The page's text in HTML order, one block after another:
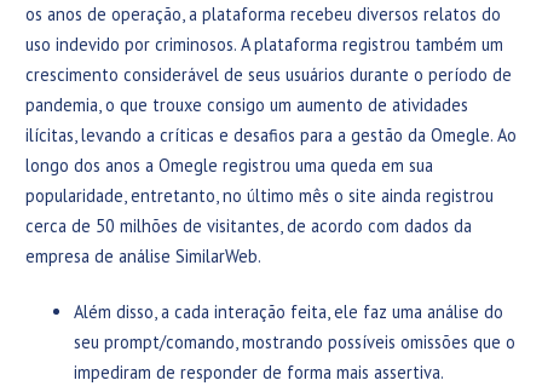
os anos de operação, a plataforma recebeu diversos relatos do
uso indevido por criminosos. A plataforma registrou também um
crescimento considerável de seus usuários durante o período de
pandemia, o que trouxe consigo um aumento de atividades
ilícitas, levando a críticas e desafios para a gestão da Omegle. Ao
longo dos anos a Omegle registrou uma queda em sua
popularidade, entretanto, no último mês o site ainda registrou
cerca de 50 milhões de visitantes, de acordo com dados da
empresa de análise SimilarWeb.
Além disso, a cada interação feita, ele faz uma análise do
seu prompt/comando, mostrando possíveis omissões que o
impediram de responder de forma mais assertiva.